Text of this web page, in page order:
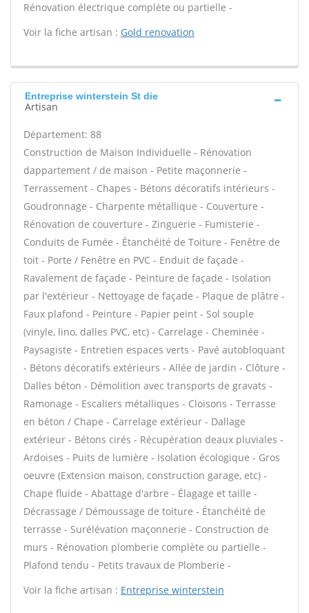
Rénovation électrique complète ou partielle -
Voir la fiche artisan : Gold renovation
Entreprise winterstein St die
Artisan
Département: 88
Construction de Maison Individuelle - Rénovation
dappartement / de maison - Petite maçonnerie -
Terrassement - Chapes - Bétons décoratifs intérieurs -
Goudronnage - Charpente métallique - Couverture -
Rénovation de couverture - Zinguerie - Fumisterie -
Conduits de Fumée - Étanchéité de Toiture - Fenêtre de
toit - Porte / Fenêtre en PVC - Enduit de façade -
Ravalement de façade - Peinture de façade - Isolation
par l'extérieur - Nettoyage de façade - Plaque de plâtre -
Faux plafond - Peinture - Papier peint - Sol souple
(vinyle, lino, dalles PVC, etc) - Carrelage - Cheminée -
Paysagiste - Entretien espaces verts - Pavé autobloquant
- Bétons décoratifs extérieurs - Allée de jardin - Clôture -
Dalles béton - Démolition avec transports de gravats -
Ramonage - Escaliers métalliques - Cloisons - Terrasse
en béton / Chape - Carrelage extérieur - Dallage
extérieur - Bétons cirés - Récupération deaux pluviales -
Ardoises - Puits de lumière - Isolation écologique - Gros
oeuvre (Extension maison, construction garage, etc) -
Chape fluide - Abattage d'arbre - Élagage et taille -
Décrassage / Démoussage de toiture - Étanchéité de
terrasse - Surélévation maçonnerie - Construction de
murs - Rénovation plomberie complète ou partielle -
Plafond tendu - Petits travaux de Plomberie -
Voir la fiche artisan : Entreprise winterstein